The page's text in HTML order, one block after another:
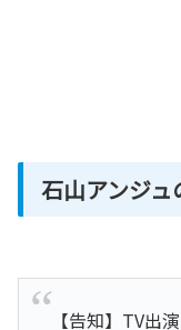
石山アンジュ
【告知】TV出